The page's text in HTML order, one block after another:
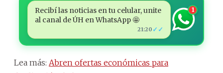
Recibí las noticias en tu celular, unite
al canal de ÚH en WhatsApp 🤩
21:20 ✓✓
1
Lea más: Abren ofertas económicas para